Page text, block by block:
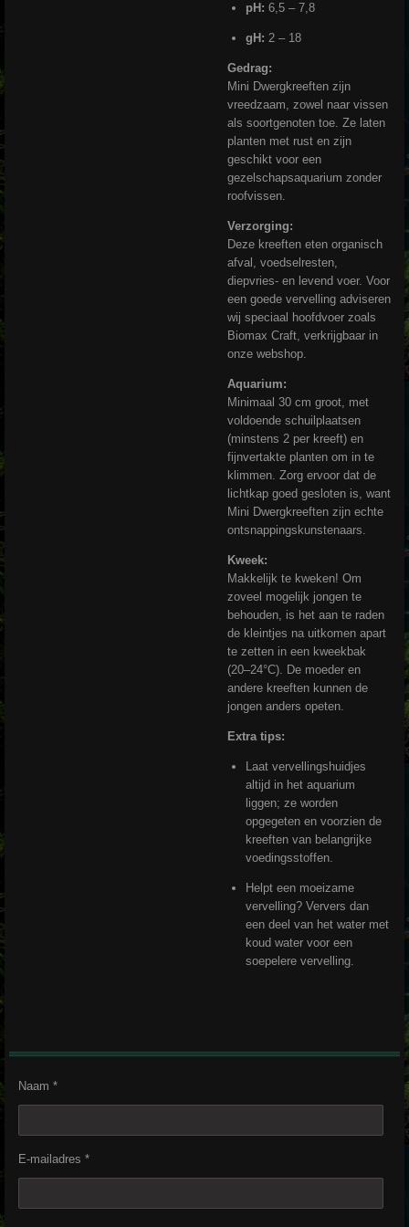
pH: 6,5 – 7,8
gH: 2 – 18
Gedrag:
Mini Dwergkreeften zijn
vreedzaam, zowel naar vissen
als soortgenoten toe. Ze laten
planten met rust en zijn
geschikt voor een
gezelschapsaquarium zonder
roofvissen.
Verzorging:
Deze kreeften eten organisch
afval, voedselresten,
diepvries- en levend voer. Voor
een goede vervelling adviseren
wij speciaal hoofdvoer zoals
Biomax Craft, verkrijgbaar in
onze webshop.
Aquarium:
Minimaal 30 cm groot, met
voldoende schuilplaatsen
(minstens 2 per kreeft) en
fijnvertakte planten om in te
klimmen. Zorg ervoor dat de
lichtkap goed gesloten is, want
Mini Dwergkreeften zijn echte
ontsnappingskunstenaars.
Kweek:
Makkelijk te kweken! Om
zoveel mogelijk jongen te
behouden, is het aan te raden
de kleintjes na uitkomen apart
te zetten in een kweekbak
(20–24°C). De moeder en
andere kreeften kunnen de
jongen anders opeten.
Extra tips:
Laat vervellingshuidjes
altijd in het aquarium
liggen; ze worden
opgegeten en voorzien de
kreeften van belangrijke
voedingsstoffen.
Helpt een moeizame
vervelling? Ververs dan
een deel van het water met
koud water voor een
soepelere vervelling.
Naam *
E-mailadres *